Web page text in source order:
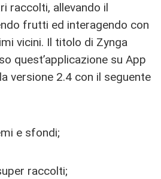
raccolti, allevando il
frutti ed interagendo con
vicini. Il titolo di Zynga
quest’applicazione su App
versione 2.4 con il seguente
e sfondi;
raccolti;